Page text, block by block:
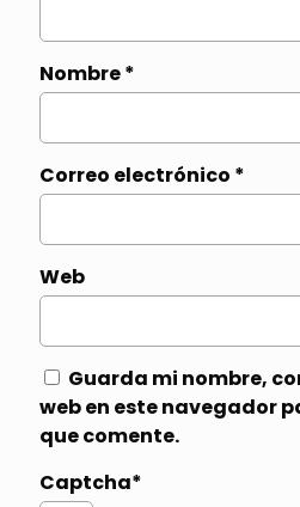
Nombre*
Correo electrónico *
Web
Guarda mi nombre,
web en este navegador
que comente.
Captcha*